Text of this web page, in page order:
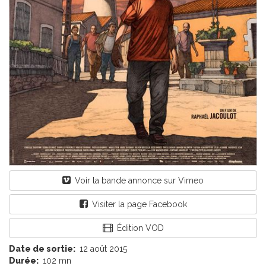
Voir la bande annonce sur Vimeo
Visiter la page Facebook
Édition VOD
Date de sortie: 12 août 2015
Durée: 102 mn